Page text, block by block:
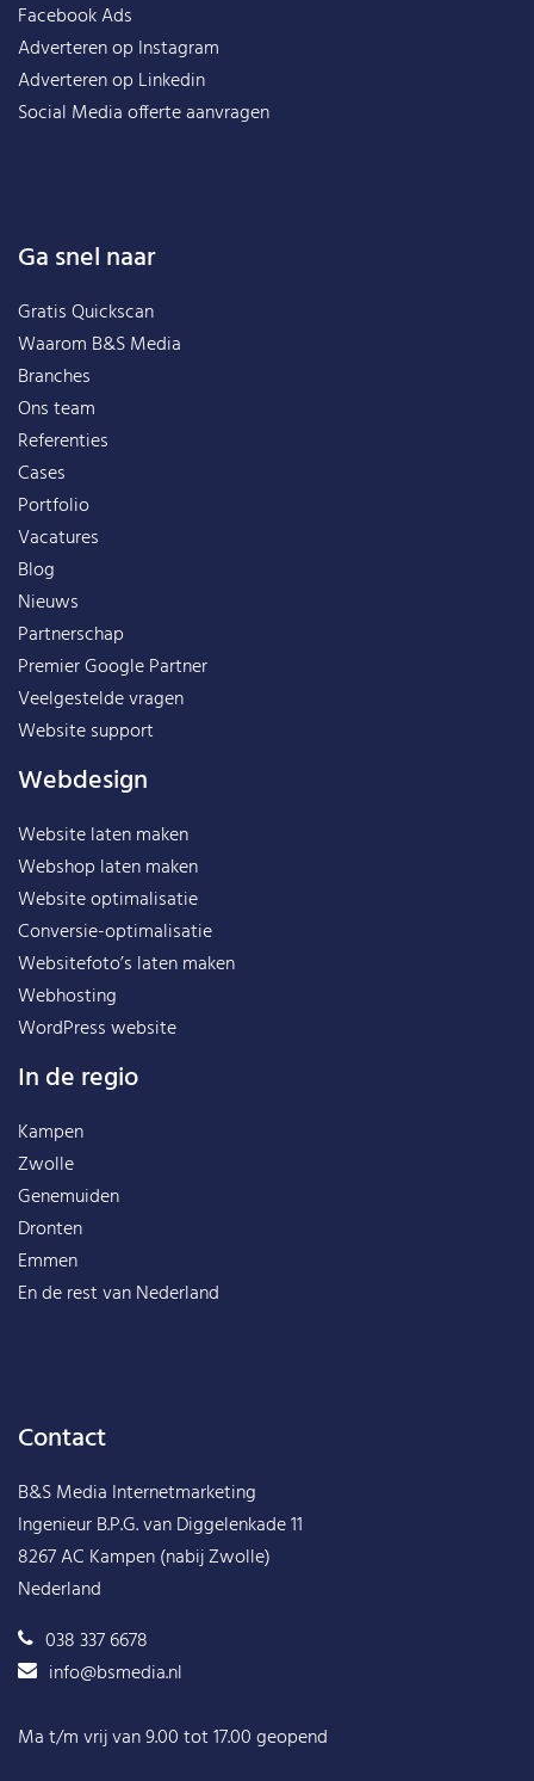
Facebook Ads
Adverteren op Instagram
Adverteren op Linkedin
Social Media offerte aanvragen
Ga snel naar
Gratis Quickscan
Waarom B&S Media
Branches
Ons team
Referenties
Cases
Portfolio
Vacatures
Blog
Nieuws
Partnerschap
Premier Google Partner
Veelgestelde vragen
Website support
Webdesign
Website laten maken
Webshop laten maken
Website optimalisatie
Conversie-optimalisatie
Websitefoto’s laten maken
Webhosting
WordPress website
In de regio
Kampen
Zwolle
Genemuiden
Dronten
Emmen
En de rest vanNederland
Contact
B&S Media Internetmarketing
Ingenieur B.P.G. van Diggelenkade 11
8267 AC Kampen (nabij Zwolle)
Nederland
038 337 6678
info@bsmedia.nl
Ma t/m vrij van 9.00 tot 17.00 geopend